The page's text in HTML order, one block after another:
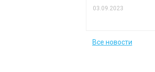
03.09.2023
Все новости